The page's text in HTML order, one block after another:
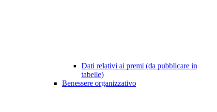
Dati relativi ai premi (da pubblicare in
tabelle)
Benessere organizzativo